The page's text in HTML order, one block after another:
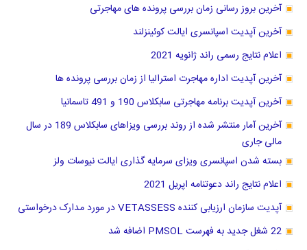
آخرین بروز رسانی زمان بررسی پرونده های مهاجرتی
آخرین آپدیت اسپانسری ایالت کوئینزلند
اعلام نتایج رسمی راند ژانویه 2021
آخرین آپدیت اداره مهاجرت استرالیا از زمان بررسی پرونده ها
آخرین آپدیت برنامه مهاجرتی سابکلاس 190 و 491 تاسمانیا
آخرین آمار منتشر شده از روند بررسی ویزاهای سابکلاس 189 در سال
مالی جاری
بسته شدن اسپانسری ویزای سرمایه گذاری ایالت نیوسات ولز
اعلام نتایج راند دعوتنامه اپریل 2021
آپدیت سازمان ارزیابی کننده VETASSESS در مورد مدارک درخواستی
22 شغل جدید به فهرست PMSOL اضافه شد